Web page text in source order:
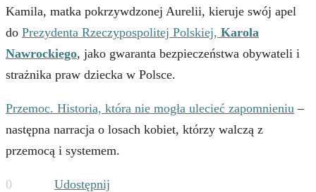
Kamila, matka pokrzywdzonej Aurelii, kieruje swój apel
do Prezydenta Rzeczypospolitej Polskiej, Karola
Nawrockiego, jako gwaranta bezpieczeństwa obywateli i
strażnika praw dziecka w Polsce.
Przemoc. Historia, która nie mogła ulecieć zapomnieniu –
następna narracja o losach kobiet, którzy walczą z
przemocą i systemem.
0
Udostępnij